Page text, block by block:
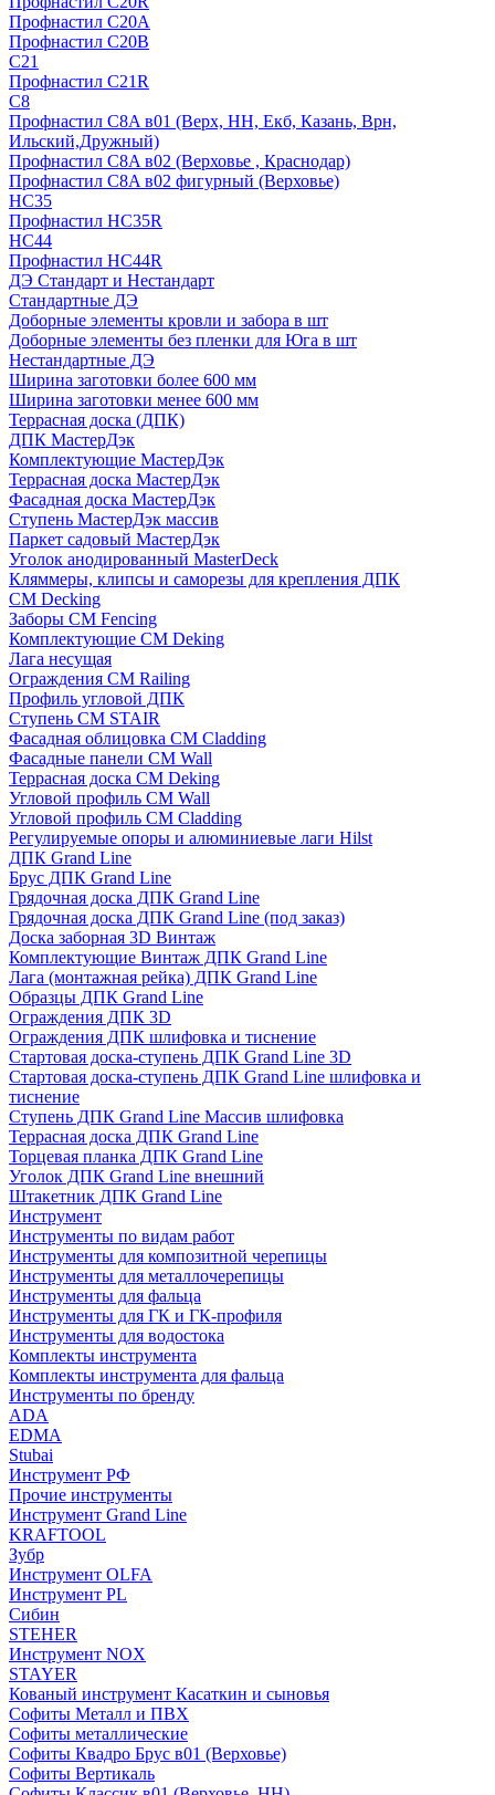
Профнастил С20А
Профнастил С20В
C21
Профнастил С21R
C8
Профнастил С8A в01 (Верх, НН, Екб, Казань, Врн,
Ильский,Дружный)
Профнастил С8A в02 (Верховье , Краснодар)
Профнастил С8A в02 фигурный (Верховье)
HС35
Профнастил HC35R
НС44
Профнастил НС44R
ДЭ Стандарт и Нестандарт
Стандартные ДЭ
Доборные элементы кровли и забора в шт
Доборные элементы без пленки для Юга в шт
Нестандартные ДЭ
Ширина заготовки более 600 мм
Ширина заготовки менее 600 мм
Террасная доска (ДПК)
ДПК МастерДэк
Комплектующие МастерДэк
Террасная доска МастерДэк
Фасадная доска МастерДэк
Ступень МастерДэк массив
Паркет садовый МастерДэк
Уголок анодированный MasterDeck
Кляммеры, клипсы и саморезы для крепления ДПК
CM Decking
Заборы CM Fencing
Комплектующие CM Deking
Лага несущая
Ограждения CM Railing
Профиль угловой ДПК
Ступень CM STAIR
Фасадная облицовка CM Cladding
Фасадные панели CM Wall
Террасная доска CM Deking
Угловой профиль CM Wall
Угловой профиль CM Cladding
Регулируемые опоры и алюминиевые лаги Hilst
ДПК Grand Line
Брус ДПК Grand Line
Грядочная доска ДПК Grand Line
Грядочная доска ДПК Grand Line (под заказ)
Доска заборная 3D Винтаж
Комплектующие Винтаж ДПК Grand Line
Лага (монтажная рейка) ДПК Grand Line
Образцы ДПК Grand Line
Ограждения ДПК 3D
Ограждения ДПК шлифовка и тиснение
Стартовая доска-ступень ДПК Grand Line 3D
Стартовая доска-ступень ДПК Grand Line шлифовка и
тиснение
Ступень ДПК Grand Line Массив шлифовка
Террасная доска ДПК Grand Line
Торцевая планка ДПК Grand Line
Уголок ДПК Grand Line внешний
Штакетник ДПК Grand Line
Инструмент
Инструменты по видам работ
Инструменты для композитной черепицы
Инструменты для металлочерепицы
Инструменты для фальца
Инструменты для ГК и ГК-профиля
Инструменты для водостока
Комплекты инструмента
Комплекты инструмента для фальца
Инструменты по бренду
ADA
EDMA
Stubai
Инструмент РФ
Прочие инструменты
Инструмент Grand Line
KRAFTOOL
Зубр
Инструмент OLFA
Инструмент PL
Сибин
STEHER
Инструмент NOX
STAYER
Кованый инструмент Касаткин и сыновья
Софиты Металл и ПВХ
Софиты металлические
Софиты Квадро Брус в01 (Верховье)
Софиты Вертикаль